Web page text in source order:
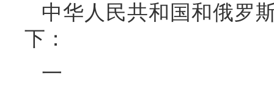
中华人民共和国和俄罗
下：
一